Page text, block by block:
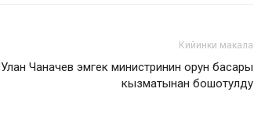
Кийинки макала
Улан Чаначев эмгек министринин орун басары
кызматынан бошотулду